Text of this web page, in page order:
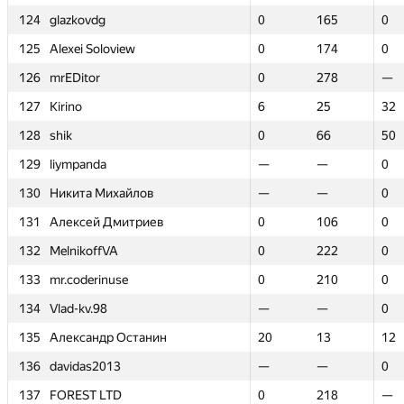
124
glazkovdg 0 165
0
125
Alexei Soloview 0 174
0
126
mrEDitor 0 278
—
127
Kirino 6 25
32
128
shik 0 66
50
129
liympanda — —
0
130
Никита Михайлов — —
0
131
Алексей Дмитриев 0 106
0
132
MelnikoffVA 0 222
0
133
mr.coderinuse 0 210
0
134
Vlad-kv.98 — —
0
135
Александр Останин 20 13
12
136
davidas2013 — —
0
137
FOREST LTD 0 218
—
124
glazkovdg 0 165
0
125
Alexei Soloview 0 174
0
126
mrEDitor 0 278
—
127
Kirino 6 25
32
128
shik 0 66
50
129
liympanda — —
0
130
Никита Михайлов — —
0
131
Алексей Дмитриев 0 106
0
132
MelnikoffVA 0 222
0
133
mr.coderinuse 0 210
0
134
Vlad-kv.98 — —
0
135
Александр Останин 20 13
12
136
davidas2013 — —
0
137
FOREST LTD 0 218
—